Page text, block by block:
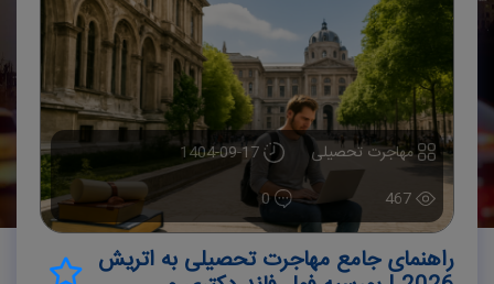
مهاجرت تحصیلی
1404-09-17
467
0
راهنمای جامع مهاجرت تحصیلی به اتریش